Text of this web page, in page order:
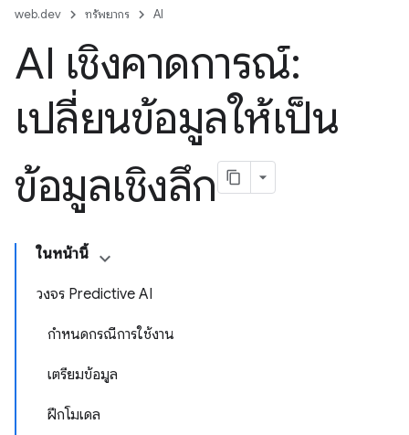
web.dev ทรัพยากร AI
AI เชิงคาดการณ์:
เปลี่ยนข้อมูลให้เป็น
ข้อมูลเชิงลึก
ในหน้านี้
วงจร Predictive AI
กำหนดกรณีการใช้งาน
เตรียมข้อมูล
ฝึกโมเดล